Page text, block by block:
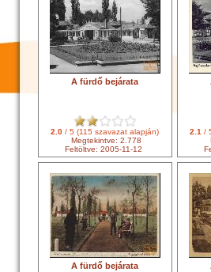
A fürdő bejárata
2.0 / 5 (115 szavazat alapján)
Megtekintve: 2.778
Feltöltve: 2005-11-12
2.1 /
A fürdő bejárata